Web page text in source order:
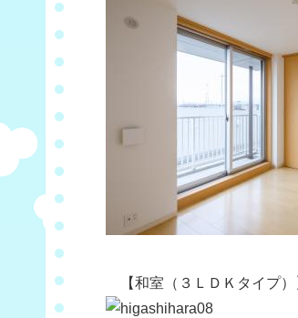
【和室（３ＬＤＫタイプ）